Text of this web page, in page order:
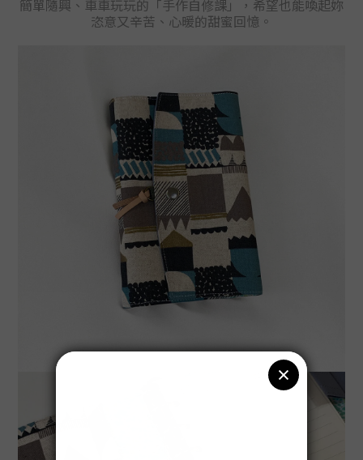
簡單隨興、車車玩玩的「手作自修課」
， 希望也能喚起妳
恣意又辛苦、心暖的甜蜜回憶。